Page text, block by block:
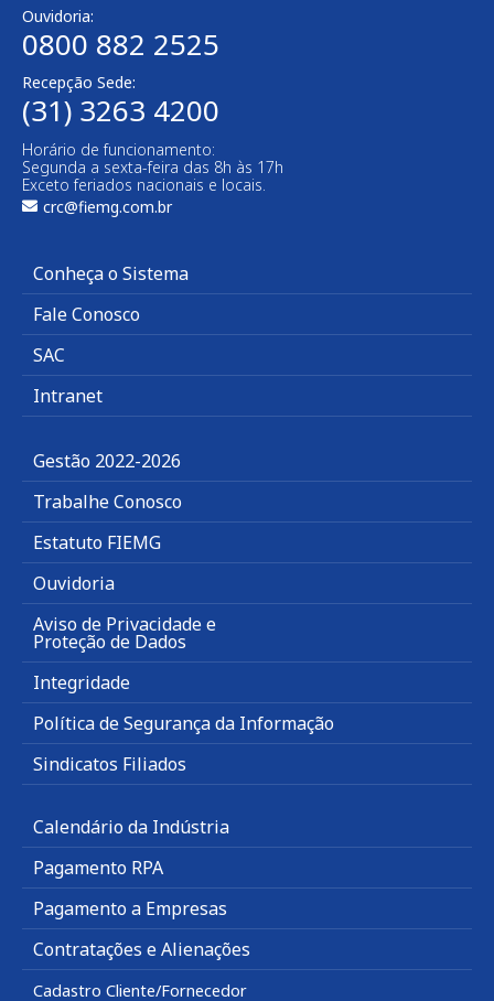
Ouvidoria:
0800 882 2525​
Recepção Sede:
(31) 3263 4200
Horário de funcionamento:
Segunda a sexta-feira das 8h às 17h
Exceto feriados nacionais e locais.
crc@fiemg.com.br
Conheça o Sistema
Fale Conosco
SAC
Intranet
Gestão 2022-2026
Trabalhe Conosco
Estatuto FIEMG
Ouvidoria
Aviso de Privacidade e
Proteção de Dados
Integridade
Política de Segurança da Informação
Sindicatos Filiados
Calendário da Indústria
Pagamento RPA
Pagamento a Empresas
Contratações e Alienações
Cadastro Cliente/Fornecedor